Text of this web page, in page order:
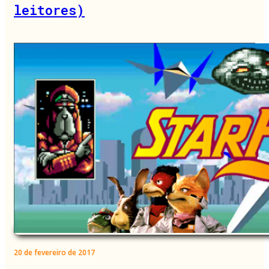
leitores)
20 de fevereiro de 2017